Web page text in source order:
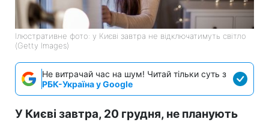
Ілюстративне фото: у Києві завтра не відключатимуть світло
(Getty Images)
Не витрачай час на шум! Читай тільки суть з
РБК-Україна у Google
У Києві завтра, 20 грудня, не планують